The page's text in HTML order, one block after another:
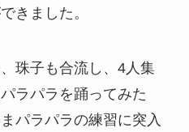
きました。
珠子も合流し、4人集
ラパラを踊ってみた
パラパラの練習に突入